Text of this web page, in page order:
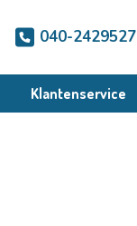
040-2429527
Klantenservice